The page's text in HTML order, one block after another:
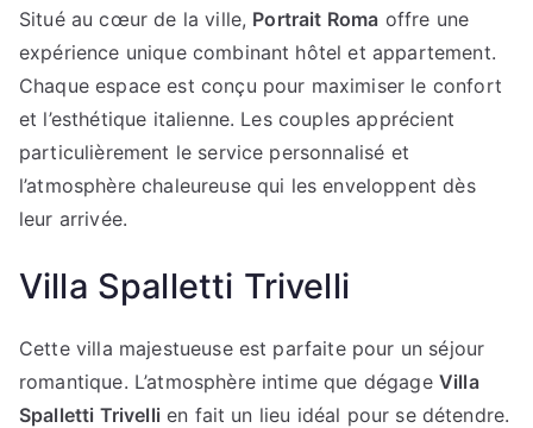
Situé au cœur de la ville, Portrait Roma offre une
expérience unique combinant hôtel et appartement.
Chaque espace est conçu pour maximiser le confort
et l’esthétique italienne. Les couples apprécient
particulièrement le service personnalisé et
l’atmosphère chaleureuse qui les enveloppent dès
leur arrivée.
Villa Spalletti Trivelli
Cette villa majestueuse est parfaite pour un séjour
romantique. L’atmosphère intime que dégage Villa
Spalletti Trivelli en fait un lieu idéal pour se détendre.